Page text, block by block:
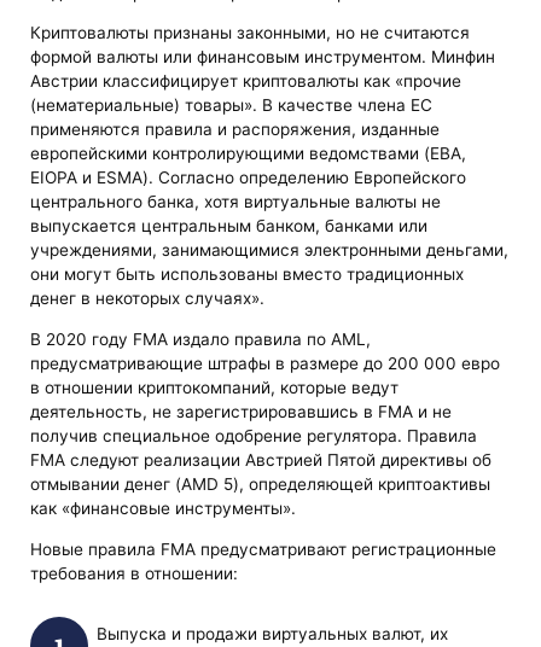
Криптовалюты признаны законными, но не считаются
формой валюты или финансовым инструментом. Минфин
Австрии классифицирует криптовалюты как «прочие
(нематериальные) товары». В качестве члена ЕС
применяются правила и распоряжения, изданные
европейскими контролирующими ведомствами (EBA,
EIOPA и ESMA). Согласно определению Европейского
центрального банка, хотя виртуальные валюты не
выпускается центральным банком, банками или
учреждениями, занимающимися электронными деньгами,
они могут быть использованы вместо традиционных
денег в некоторых случаях».
В 2020 году FMA издало правила по AML,
предусматривающие штрафы в размере до 200 000 евро
в отношении криптокомпаний, которые ведут
деятельность, не зарегистрировавшись в FMA и не
получив специальное одобрение регулятора. Правила
FMA следуют реализации Австрией Пятой директивы об
отмывании денег (AMD 5), определяющей криптоактивы
как «финансовые инструменты».
Новые правила FMA предусматривают регистрационные
требования в отношении:
Выпуска и продажи виртуальных валют, их